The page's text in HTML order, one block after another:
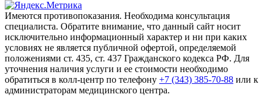
Имеются противопоказания. Необходима консультация
специалиста. Обратите внимание, что данный сайт носит
исключительно информационный характер и ни при каких
условиях не является публичной офертой, определяемой
положениями ст. 435, ст. 437 Гражданского кодекса РФ. Для
уточнения наличия услуги и ее стоимости необходимо
обратиться в колл-центр по телефону +7 (343) 385-70-88 или к
администраторам медицинского центра.